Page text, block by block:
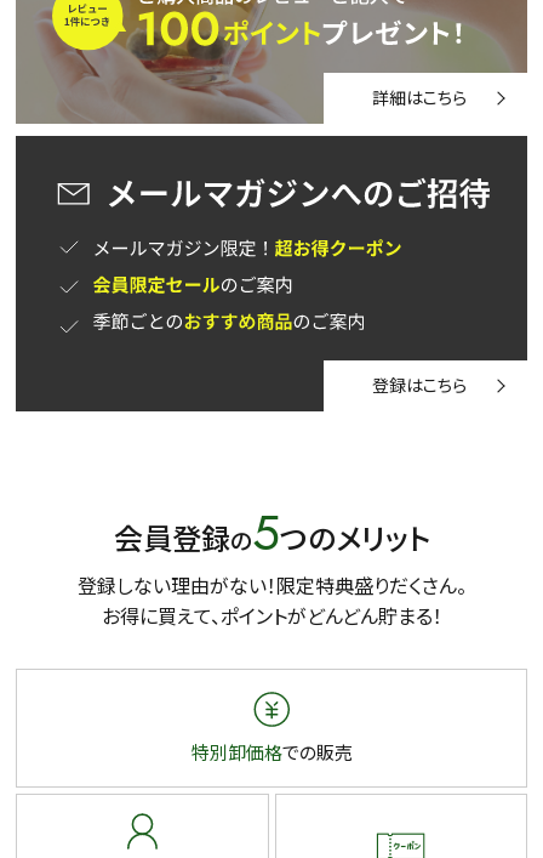
詳細はこちら
登録はこちら
会員登録の5つのメリット
登録しない理由がない！限定特典盛りだくさん。
お得に買えて、ポイントがどんどん貯まる！
特別卸価格での販売